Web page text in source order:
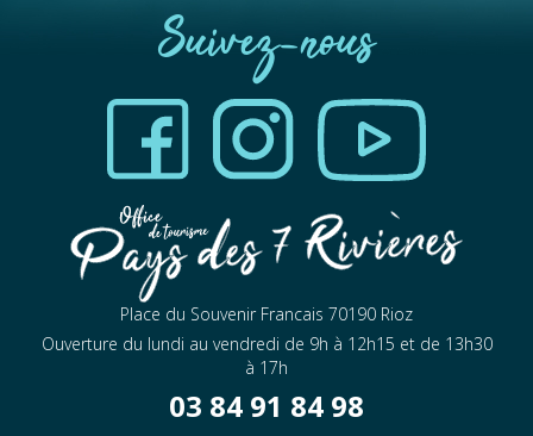
Suivez-nous
Place du Souvenir Francais 70190 Rioz
Ouverture du lundi au vendredi de 9h à 12h15 et de 13h30
à 17h
03 84 91 84 98